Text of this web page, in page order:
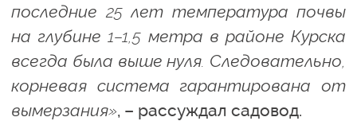
последние 25 лет температура почвы
на глубине 1–1,5 метра в районе Курска
всегда была выше нуля. Следовательно,
корневая система гарантирована от
вымерзания», – рассуждал садовод.